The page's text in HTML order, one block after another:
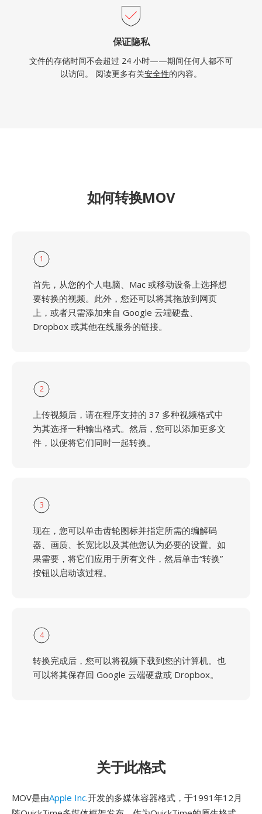
保证隐私
文件的存储时间不会超过 24 小时——期间任何人都不可
以访问。 阅读更多有关安全性的内容。
如何转换MOV
1
首先，从您的个人电脑、Mac 或移动设备上选择想
要转换的视频。此外，您还可以将其拖放到网页
上，或者只需添加来自 Google 云端硬盘、
Dropbox 或其他在线服务的链接。
2
上传视频后，请在程序支持的 37 多种视频格式中
为其选择一种输出格式。然后，您可以添加更多文
件，以便将它们同时一起转换。
3
现在，您可以单击齿轮图标并指定所需的编解码
器、画质、长宽比以及其他您认为必要的设置。如
果需要，将它们应用于所有文件，然后单击“转换”
按钮以启动该过程。
4
转换完成后，您可以将视频下载到您的计算机。也
可以将其保存回 Google 云端硬盘或 Dropbox。
关于此格式
MOV是由Apple Inc.开发的多媒体容器格式，于1991年12月